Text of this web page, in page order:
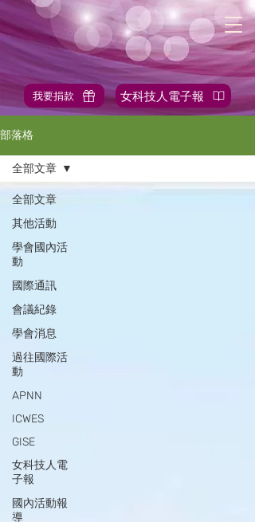
我要捐款 女科技人電子報
部落格
全部文章
其他活動
學會國內活
動
國際通訊
會議紀錄
學會消息
過往國際活
動
APNN
ICWES
GISE
女科技人電
子報
國內活動報
導
全部文章